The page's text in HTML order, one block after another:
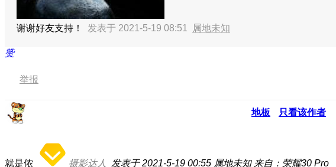
谢谢好友支持！ 发表于 2021-5-19 08:51 属地未知
赞
举报
地板 只看该作者
就是侬 摄影达人 发表于 2021-5-19 00:55 属地未知 来自：荣耀30 Pro